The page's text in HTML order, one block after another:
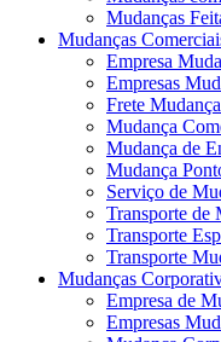
Mudanças
Mudanças
Empresa
Empresas
Frete
Mudança
Mudança de
Mudança
Serviço de
Transporte de
Transporte
Transporte
Mudanças
Empresa de
Empresas